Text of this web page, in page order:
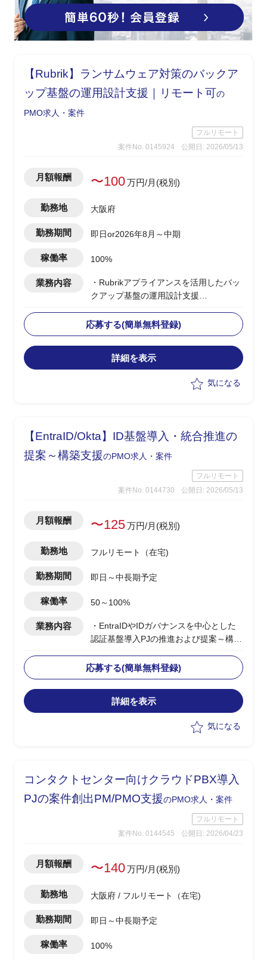
【Rubrik】ランサムウェア対策のバックア
ップ基盤の運用設計支援｜リモート可の
PMO求人・案件
フルリモート
案件No. 0145924
公開日: 2026/05/13
月額報酬 〜100万円/月(税別)
勤務地 大阪府
勤務期間 即日or2026年8月～中期
稼働率 100%
業務内容
・Rubrikアプライアンスを活用したバッ
クアップ基盤の運用設計支援
・バックアップ基盤の運用設計、運用フ
ロー策定
・ランサムウェア発災時の対応手順、イ
ンシデントレスポンス設計
応募する(簡単無料登録)
詳細を表示
気になる
【EntraID/Okta】ID基盤導入・統合推進の
提案～構築支援のPMO求人・案件
フルリモート
案件No. 0144730
公開日: 2026/05/13
月額報酬 〜125万円/月(税別)
勤務地 フルリモート（在宅)
勤務期間 即日～中長期予定
稼働率 50～100%
業務内容
・EntraIDやIDガバナンスを中心とした
認証基盤導入PJの推進および提案～構築
・BtoEおよびサプライチェーン向け認証
基盤の設計/統合方針策定
・エンドユーザー社内向けシステムを含
む認証/認可方式の検討
応募する(簡単無料登録)
詳細を表示
気になる
コンタクトセンター向けクラウドPBX導入
PJの案件創出PM/PMO支援のPMO求人・案件
フルリモート
案件No. 0144545
公開日: 2026/04/23
月額報酬 〜140万円/月(税別)
勤務地 大阪府 / フルリモート（在宅)
勤務期間 即日～中長期予定
稼働率 100%